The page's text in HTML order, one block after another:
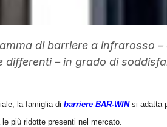
di barriere a infrarosso
– in grado di
la famiglia di barriere BAR-WINsi adatta
più ridotte presenti nel mercato.